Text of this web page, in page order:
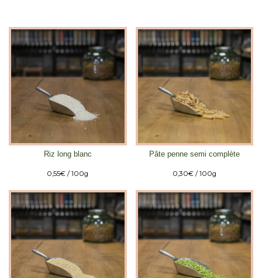
Riz long blanc
0,55€ / 100g
Pâte penne semi complète
0,30€ / 100g